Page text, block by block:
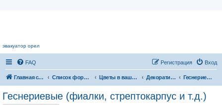
эвакуатор орел
FAQ Вход
Регистрация
Главная страница Список форумов Цветы в вашем доме Декоративноцветущие растения Геснериевые (фиалки, стрептокарпус и т.д.)
Геснериевые (фиалки, стрептокарпус и т.д.)